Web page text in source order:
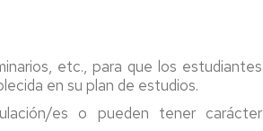
Ciencias
con
ODS
Semana
de
en
de
la
tu
vida
Año
etc., para que los estudiantes
en su plan de estudios.
es o pueden tener carácter